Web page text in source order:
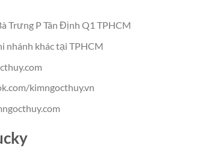
Trưng P Tân Định Q1 TPHCM
nhánh khác tại TPHCM
kimngocthuy.vn